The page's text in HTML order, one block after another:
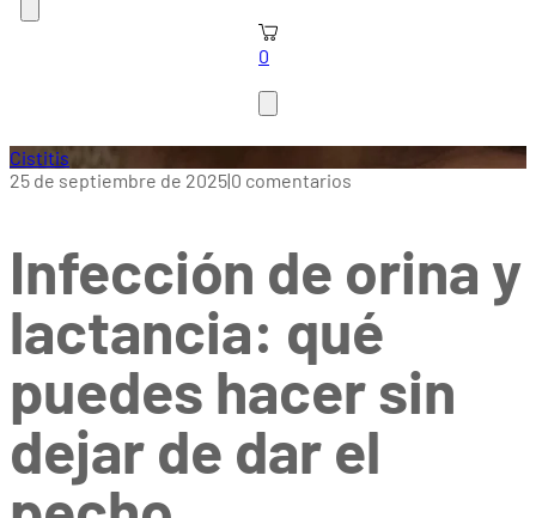
0
Cistitis
25 de septiembre de 2025|0 comentarios
Infección de orina y
lactancia: qué
puedes hacer sin
dejar de dar el